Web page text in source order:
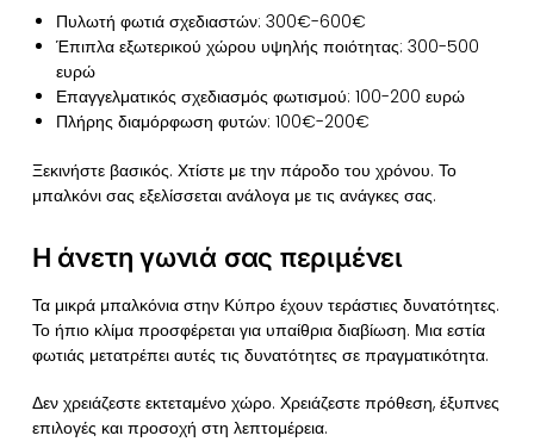
Πυλωτή φωτιά σχεδιαστών: 300€-600€
Έπιπλα εξωτερικού χώρου υψηλής ποιότητας: 300-500
ευρώ
Επαγγελματικός σχεδιασμός φωτισμού: 100-200 ευρώ
Πλήρης διαμόρφωση φυτών: 100€-200€
Ξεκινήστε βασικός. Χτίστε με την πάροδο του χρόνου. Το
μπαλκόνι σας εξελίσσεται ανάλογα με τις ανάγκες σας.
Η άνετη γωνιά σας περιμένει
Τα μικρά μπαλκόνια στην Κύπρο έχουν τεράστιες δυνατότητες.
Το ήπιο κλίμα προσφέρεται για υπαίθρια διαβίωση. Μια εστία
φωτιάς μετατρέπει αυτές τις δυνατότητες σε πραγματικότητα.
Δεν χρειάζεστε εκτεταμένο χώρο. Χρειάζεστε πρόθεση, έξυπνες
επιλογές και προσοχή στη λεπτομέρεια.